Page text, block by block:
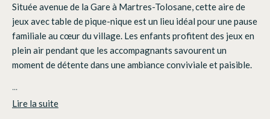
Située avenue de la Gare à Martres-Tolosane, cette aire de
jeux avec table de pique-nique est un lieu idéal pour une pause
familiale au cœur du village. Les enfants profitent des jeux en
plein air pendant que les accompagnants savourent un
moment de détente dans une ambiance conviviale et paisible.
...
Lire la suite